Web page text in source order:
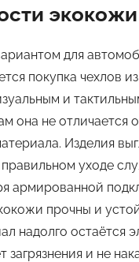
экокожи
для
покупка чехлов
и
она не отличается
Изделия
уходе
армированной
прочны и
надолго остаётся
загрязнения и не